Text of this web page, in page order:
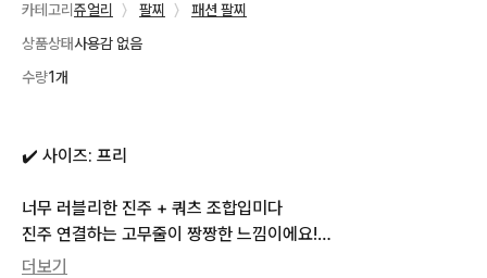
카테고리 쥬얼리 〉 팔찌 〉
패션 팔찌
상품상태사용감 없음
수량1개
✔️ 사이즈: 프리
너무 러블리한 진주 + 쿼츠 조합입미다
진주 연결하는 고무줄이 짱짱한 느낌이에요!
실버 부분은 s925 재질입니더 ˚₊·—̳͟͞͞♥
더보기